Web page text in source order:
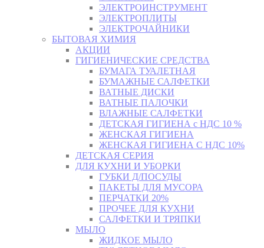
ЭЛЕКТРОИНСТРУМЕНТ
ЭЛЕКТРОПЛИТЫ
ЭЛЕКТРОЧАЙНИКИ
БЫТОВАЯ ХИМИЯ
АКЦИИ
ГИГИЕНИЧЕСКИЕ СРЕДСТВА
БУМАГА ТУАЛЕТНАЯ
БУМАЖНЫЕ САЛФЕТКИ
ВАТНЫЕ ДИСКИ
ВАТНЫЕ ПАЛОЧКИ
ВЛАЖНЫЕ САЛФЕТКИ
ДЕТСКАЯ ГИГИЕНА с НДС 10 %
ЖЕНСКАЯ ГИГИЕНА
ЖЕНСКАЯ ГИГИЕНА С НДС 10%
ДЕТСКАЯ СЕРИЯ
ДЛЯ КУХНИ И УБОРКИ
ГУБКИ Д/ПОСУДЫ
ПАКЕТЫ ДЛЯ МУСОРА
ПЕРЧАТКИ 20%
ПРОЧЕЕ ДЛЯ КУХНИ
САЛФЕТКИ И ТРЯПКИ
МЫЛО
ЖИДКОЕ МЫЛО